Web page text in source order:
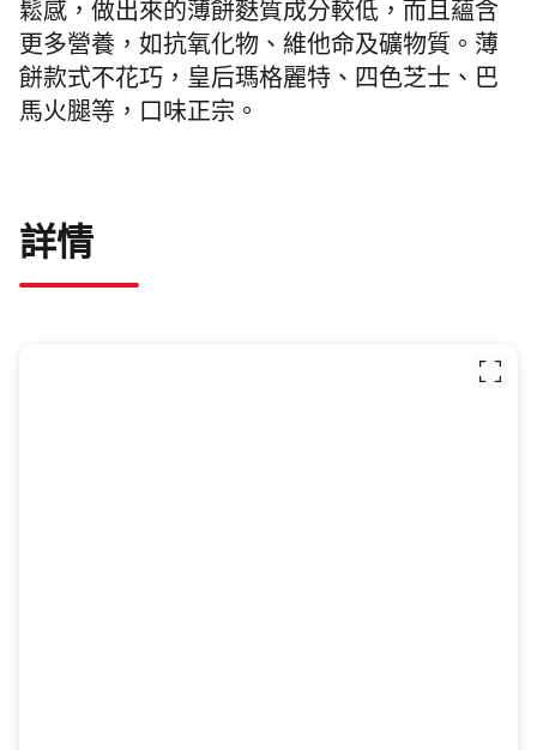
鬆感，做出來的薄餅麩質成分較低，而且蘊含
更多營養，如抗氧化物、維他命及礦物質。薄
餅款式不花巧，皇后瑪格麗特、四色芝士、巴
馬火腿等，口味正宗。
詳情